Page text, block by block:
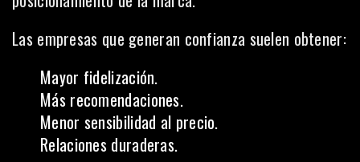
Las empresas que generan confianza suelen obtener:
Mayor fidelización.
Más recomendaciones.
Menor sensibilidad al precio.
Relaciones duraderas.